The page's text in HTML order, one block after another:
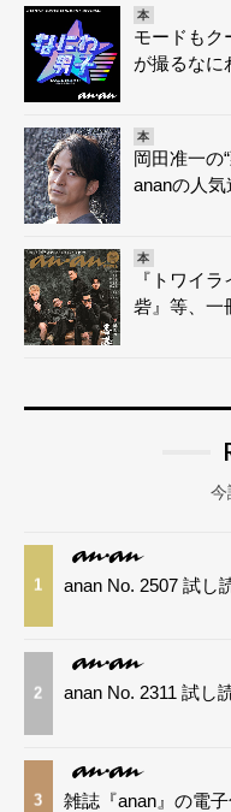
本
モードもク
が撮るなに
本
岡田准一の
ananの人
本
『トワイ
砦』等、一
今
1 anan No. 2507 試し
2 anan No. 2311 試し
3 雑誌『anan』の電